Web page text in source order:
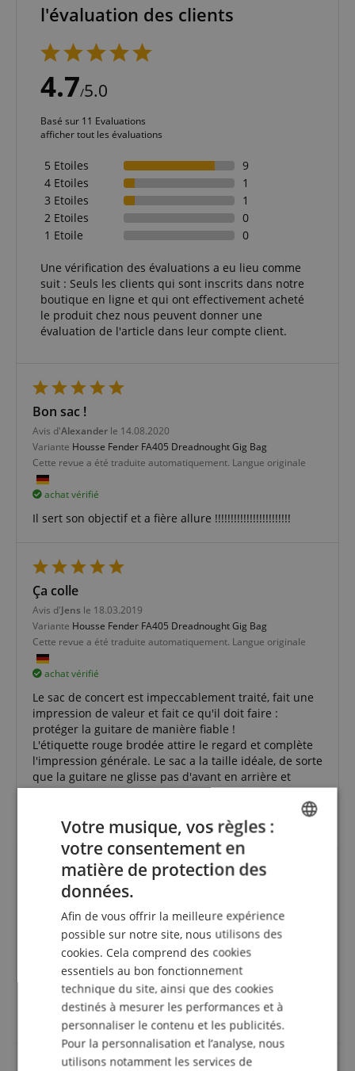
l'évaluation des clients
4.7/5.0
Basé sur 11 Evaluations
afficher tout les évaluations
5 Etoiles
9
4 Etoiles
1
3 Etoiles
1
2 Etoiles
0
1 Etoile
0
Une vérification des évaluations a eu lieu comme
suit : Seuls les clients qui sont inscrits dans notre
boutique en ligne et qui ont effectivement acheté
le produit chez nous peuvent donner une
évaluation de l'article dans leur compte client.
Bon sac !
Avis d'Alexander le 14.08.2020
Variante Housse Fender FA405 Dreadnought Gig Bag
Cette revue a été traduite automatiquement. Langue originale
achat vérifié
Il sert son objectif et a fière allure !!!!!!!!!!!!!!!!!!!!!!!!
Ça colle
Avis d'Jens le 18.03.2019
Variante Housse Fender FA405 Dreadnought Gig Bag
Cette revue a été traduite automatiquement. Langue originale
achat vérifié
Le sac de concert est impeccablement traité, fait une
impression de valeur et fait ce qu'il doit faire :
protéger la guitare de manière fiable !
L'étiquette rouge brodée attire le regard et complète
l'impression générale. Le sac a la taille idéale, de sorte
que la guitare ne glisse pas d'avant en arrière et
s'assoit ou se couche fermement et est bien protégée
par un rembourrage approprié ... tout compte fait :
des ajustements ! & à recommander.
Un bon sac pour les guitares acoustiques
Zhuofule 20.02.2019
VarianteHousse Fender FA405 Dreadnought Gig Bag
Cette revue a été traduite automatiquement. Langue originale
achat vérifié
Parfait pour les Fender Cd60. Tu peux emmener la
guitare partout.
FRENCH
SPANISH
Votre musique, vos règles :
votre consentement en
matière de protection des
données.
Afin de vous offrir la meilleure expérience
possible sur notre site, nous utilisons des
cookies. Cela comprend des cookies
essentiels au bon fonctionnement
technique du site, ainsi que des cookies
destinés à mesurer les performances et à
personnaliser le contenu et les publicités.
Pour la personnalisation et l’analyse, nous
utilisons notamment les services de